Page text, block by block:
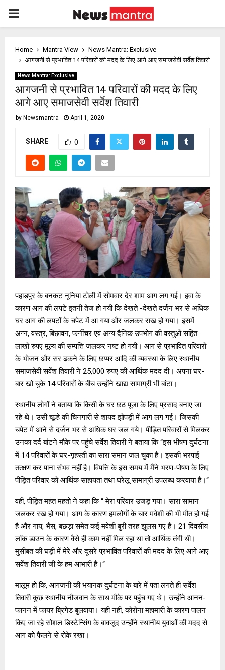
PRIMARY
Home Mantra View
News Mantra: Exclusive
आगजनी से प्रभावित 14 परिवारों की मदद के लिए आगे आए समाजसेवी सर्वेश तिवारी
News Mantra: Exclusive
आगजनी से प्रभावित 14 परिवारों की मदद के लिए
आगे आए समाजसेवी सर्वेश तिवारी
by Newsmantra April 1, 2020
SHARE 0
पहाड़पुर के बनकट नूनिया टोली में सोमवार देर शाम आग लग गई। हवा के
कारण आग की लपटे इतनी तेज हो गयी कि देखते -देखते दर्जन भर से अधिक
घर आग की लपटों के चपेट में आ गया और जलकर राख हो गया। इसमें
अन्न, वस्त्र, बिछावन, फर्नीचर एवं अन्य दैनिक उपभोग की वस्तुओं सहित
लाखों रुपए मूल्य की सम्पत्ति जलकर नष्ट हो गयी। आग से प्रभावित परिवारों
के भोजन और सर ढकने के लिए छप्पर आदि की व्यवस्था के लिए स्थानीय
समाजसेवी सर्वेश तिवारी ने 25,000 रुपए की आर्थिक मदद दी। अपना घर-
बार खो चुके 14 परिवारों के बीच उन्होंने खाद्य सामाग्री भी बांटा।
स्थानीय लोगों ने बताया कि किसी के घर छठ पूजा के लिए प्रसाद बनाए जा
रहे थे। उसी चूल्हे की चिनगारी से शायद झोपड़ी में आग लग गई। जिसकी
चपेट में आने से दर्जन भर से अधिक घर जल गये। पीड़ित परिवारों से मिलकर
उनका दर्द बांटने मौके पर पहुंचे सर्वेश तिवारी ने बताया कि “इस भीषण दुर्घटना
में 14 परिवारों के घर-गृहस्ती का सारा समान जल चुका है। इसकी भरपाई
तत्क्षण कर पाना संभव नहीं है। विपत्ति के इस समय में मैंने भरण-पोषण के लिए
पीड़ित परिवार को आर्थिक साहायता तथा घरेलू सामाग्री उपलब्ध करवाया है।“
वहीं, पीड़ित महंत महतो ने कहा कि “ मेरा परिवार उजड़ गया। सारा सामान
जलकर रख हो गया। आग के कारण हमलोगों के चार मवेशी की भी मौत हो गई
है और गाय, भैंस, बछड़ा समेत कई मवेशी बुरी तरह झुलस गए हैं। 21 दिवसीय
लॉक डाउन के कारण वैसे ही काम नहीं मिल रहा था तो आर्थिक तंगी थी।
मुसीबत की घड़ी में मेरे और दूसरे प्रभावित परिवारों की मदद के लिए आगे आए
सर्वेश तिवारी जी के हम आभारी हैं।“
मालूम हो कि, आगजनी की भयानक दुर्घटना के बारे में पता लगते ही सर्वेश
तिवारी कुछ स्थानीय नौजवान के साथ मौके पर पहुंच गए थे। उन्होंने आनन-
फानन में फायर ब्रिगेड बुलवाया। यही नहीं, कोरोना महामारी के कारण पालन
किए जा रहे सोशल डिस्टेन्सिंग के बावजूद उन्होंने स्थानीय युवाओं की मदद से
आग को फैलने से रोके रखा।